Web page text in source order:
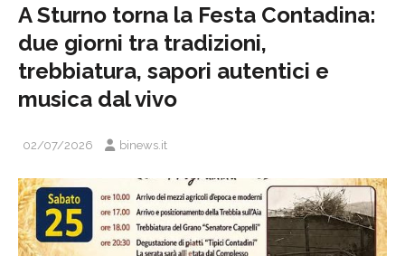
A Sturno torna la Festa Contadina:
due giorni tra tradizioni,
trebbiatura, sapori autentici e
musica dal vivo
02/07/2026 binews.it